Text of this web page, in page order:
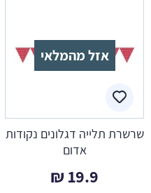
אזל מהמלאי
שרשרת תלייה דגלונים נקודות
אדום
19.9
₪